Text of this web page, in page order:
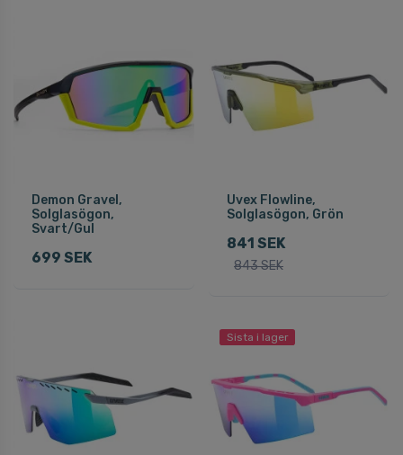
Demon Gravel,
Solglasögon,
Svart/Gul
699 SEK
Uvex Flowline,
Solglasögon, Grön
841 SEK
843 SEK
Sista i lager